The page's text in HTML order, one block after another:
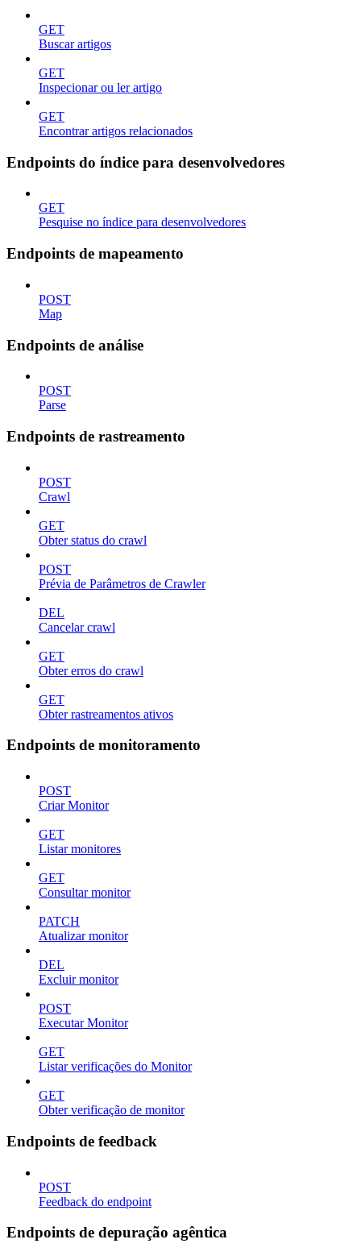
GET
Buscar artigos
GET
Inspecionar ou ler artigo
GET
Encontrar artigos relacionados
Endpoints do índice para desenvolvedores
GET
Pesquise no índice para desenvolvedores
Endpoints de mapeamento
POST
Map
Endpoints de análise
POST
Parse
Endpoints de rastreamento
POST
Crawl
GET
Obter status do crawl
POST
Prévia de Parâmetros de Crawler
DEL
Cancelar crawl
GET
Obter erros do crawl
GET
Obter rastreamentos ativos
Endpoints de monitoramento
POST
Criar Monitor
GET
Listar monitores
GET
Consultar monitor
PATCH
Atualizar monitor
DEL
Excluir monitor
POST
Executar Monitor
GET
Listar verificações do Monitor
GET
Obter verificação de monitor
Endpoints de feedback
POST
Feedback do endpoint
Endpoints de depuração agêntica